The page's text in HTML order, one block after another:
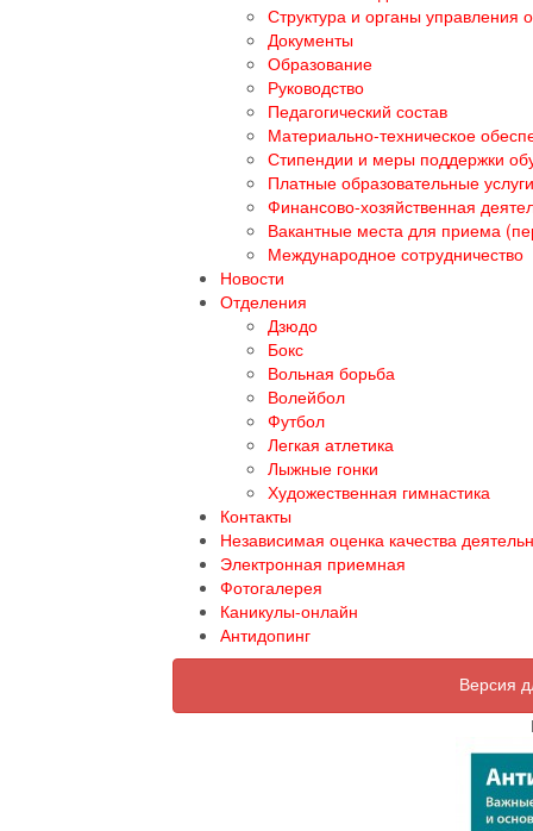
Структура и органы управления
Документы
Образование
Руководство
Педагогический состав
Материально-техническое
Стипендии и меры поддержки
Платные образовательные услуги
Финансово-хозяйственная
Вакантные места для приема
Международное сотрудничество
Новости
Отделения
Дзюдо
Бокс
Вольная борьба
Волейбол
Футбол
Легкая атлетика
Лыжные гонки
Художественная гимнастика
Контакты
Независимая оценка качества
Электронная приемная
Фотогалерея
Каникулы-онлайн
Антидопинг
Версия